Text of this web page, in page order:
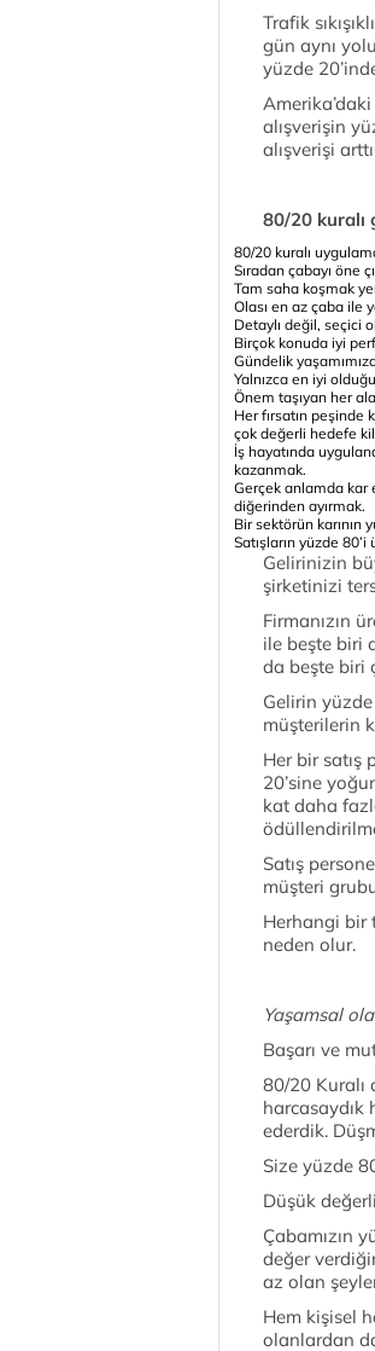
Trafik
gün aynı
yüzde
alışverişin
alışverişi
80/20 kuralı
80/20 kuralı
Sıradan çabayı öne
Tam saha koşmak
Olası en az çaba ile
Detaylı değil, seçici
Birçok konuda iyi
Gündelik
Yalnızca en iyi
Önem taşıyan her
Her fırsatın peşinde
çok değerli hedefe
İş hayatında
kazanmak.
Gerçek anlamda kar
diğerinden ayırmak.
Bir sektörün karının
Satışların yüzde
Gelirinizin
şirketinizi
Firmanızın
ile beşte biri
da beşte biri
Gelirin
müşterilerin
Her bir satış
20’sine
kat daha
Satış
müşteri
Herhangi bir
neden olur.
Yaşamsal
Başarı ve
80/20 Kuralı
harcasaydık
ederdik.
Size yüzde
Düşük
Çabamızın
değer
az olan
Hem kişisel
olanlardan